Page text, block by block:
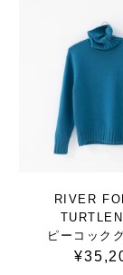
RIVER
ピーコック